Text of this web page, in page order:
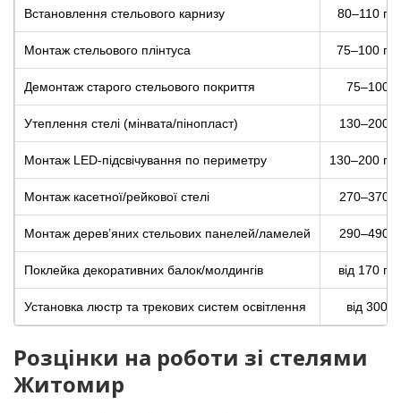
Встановлення стельового карнизу 80–110
Монтаж стельового плінтуса 75–100
Демонтаж старого стельового покриття 75–100
Утеплення стелі (мінвата/пінопласт) 130–200
Монтаж LED-підсвічування по периметру 130–200
Монтаж касетної/рейкової стелі 270–370
Монтаж дерев’яних стельових панелей/ламелей 290–490
Поклейка декоративних балок/молдингів від 170
Установка люстр та трекових систем освітлення від 300
Розцінки на роботи зі стелями
Житомир